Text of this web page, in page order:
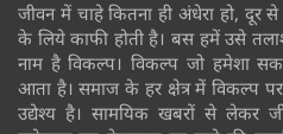
जीवन में चाहे कितना ही अंधेरा हो, दूर से
के लिये काफी होती है। बस हमें उसे
नाम है विकल्प। विकल्प जो हमेशा
आता है। समाज के हर क्षेत्र में विकल्प
उद्येश्य है। सामयिक खबरों से लेकर